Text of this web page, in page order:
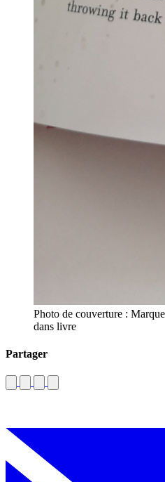
Photo de couverture :
dans livre
Partager